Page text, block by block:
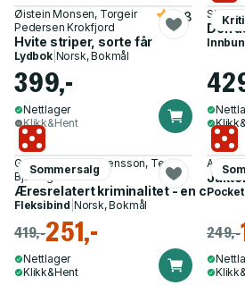
Øistein Monsen, Torgeir
Pedersen Krokfjord
Hvite striper, sorte får
3.8
Lydbok| Norsk, Bokmål
399,-
Nettlager
Klikk&Hent
Simen
Den
Sommersalg
Gunnar Valentin Svensson, Terje
Bjøranger
Æresrelatert kriminalitet - en
Fleksibind Norsk, Bokmål
419,-251,-
Nettlager
Klikk&Hent
Anne-
Pocket|
249,-